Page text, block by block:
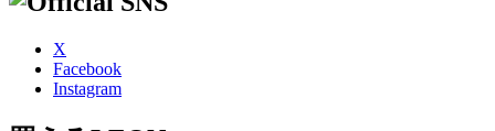
X
Facebook
Instagram